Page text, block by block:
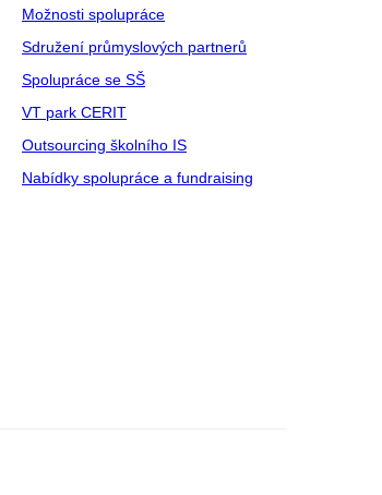
Možnosti spolupráce
Sdružení průmyslových partnerů
Spolupráce se SŠ
VT park CERIT
Outsourcing školního IS
Nabídky spolupráce a fundraising